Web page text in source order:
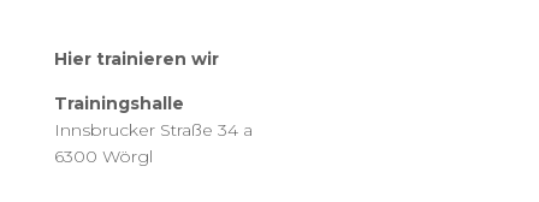
Hier trainieren wir
Trainingshalle
Innsbrucker Straße 34 a
6300 Wörgl